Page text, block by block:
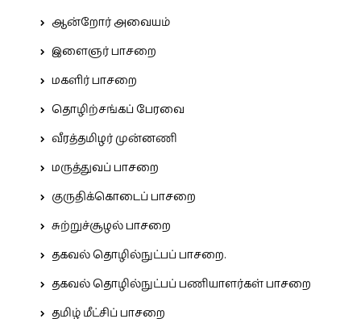
ஆன்றோர் அவையம்
இளைஞர் பாசறை
மகளிர் பாசறை
தொழிற்சங்கப் பேரவை
வீரத்தமிழர் முன்னணி
மருத்துவப் பாசறை
குருதிக்கொடைப் பாசறை
சுற்றுச்சூழல் பாசறை
தகவல் தொழில்நுட்பப் பாசறை.
தகவல் தொழில்நுட்பப் பணியாளர்கள் பாசறை
தமிழ் மீட்சிப் பாசறை